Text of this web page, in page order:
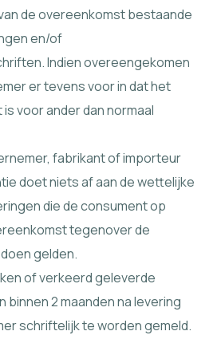
de overeenkomst bestaande
en/of
Indien overeengekomen
er tevens voor in dat het
voor ander dan normaal
fabrikant of importeur
doet niets af aan de wettelijke
die de consument op
tegenover de
gelden.
of verkeerd geleverde
binnen 2 maanden na levering
schriftelijk te worden gemeld.